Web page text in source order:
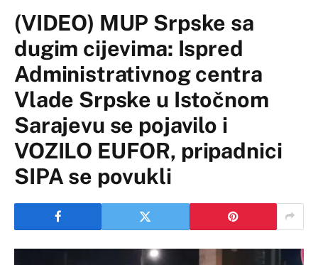
(VIDEO) MUP Srpske sa
dugim cijevima: Ispred
Administrativnog centra
Vlade Srpske u Istočnom
Sarajevu se pojavilo i
VOZILO EUFOR, pripadnici
SIPA se povukli